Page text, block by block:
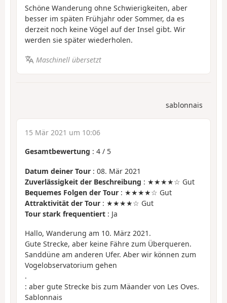
Schöne Wanderung ohne Schwierigkeiten, aber
besser im späten Frühjahr oder Sommer, da es
derzeit noch keine Vögel auf der Insel gibt. Wir
werden sie später wiederholen.
Maschinell übersetzt
sablonnais
15 Mär 2021 um 10:06
Gesamtbewertung : 4 / 5
Datum deiner Tour : 08. Mär 2021
Zuverlässigkeit der Beschreibung : ★★★★☆ Gut
Bequemes Folgen der Tour : ★★★★☆ Gut
Attraktivität der Tour : ★★★★☆ Gut
Tour stark frequentiert : Ja
Hallo, Wanderung am 10. März 2021.
Gute Strecke, aber keine Fähre zum Überqueren.
Sanddüne am anderen Ufer. Aber wir können zum
Vogelobservatorium gehen
.
: aber gute Strecke bis zum Mäander von Les Oves.
Sablonnais